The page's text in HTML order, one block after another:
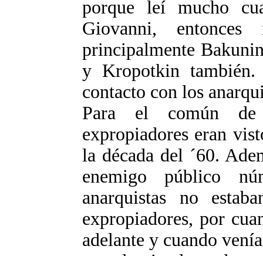
porque leí mucho
Giovanni,
principalmente
y Kropotkin también.
contacto con los
Para el común de
expropiadores eran
la década del ´60.
enemigo público
anarquistas no
expropiadores, por
adelante y cuando